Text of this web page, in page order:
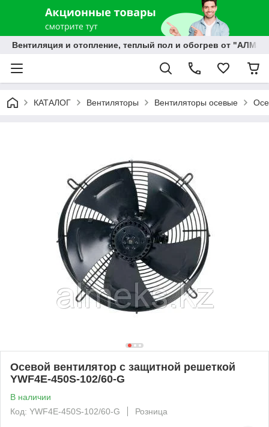
Вентиляция и отопление, теплый пол и обогрев от
КАТАЛОГ Вентиляторы Вентиляторы осевые
Осевой вентилятор с защитной решеткой
YWF4E-450S-102/60-G
В наличии
Код: YWF4E-450S-102/60-G
Розница